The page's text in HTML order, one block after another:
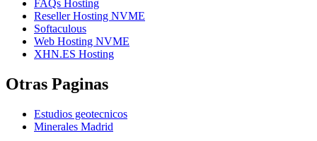
FAQs Hosting
Reseller Hosting NVME
Softaculous
Web Hosting NVME
XHN.ES Hosting
Otras Paginas
Estudios geotecnicos
Minerales Madrid